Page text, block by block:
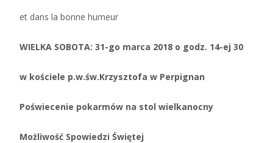
et dans la bonne humeur
WIELKA SOBOTA: 31-go marca 2018 o godz. 14-ej 30
w kościele p.w.św.Krzysztofa w Perpignan
Poświecenie pokarmów na stol wielkanocny
Możliwość Spowiedzi Świętej